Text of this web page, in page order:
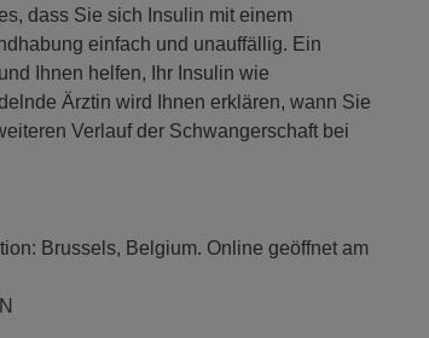
dass Sie sich Insulin mit einem
einfach und unauffällig. Ein
Ihnen helfen, Ihr Insulin wie
Ärztin wird Ihnen erklären, wann Sie
Verlauf der Schwangerschaft bei
Brussels, Belgium. Online geöffnet am